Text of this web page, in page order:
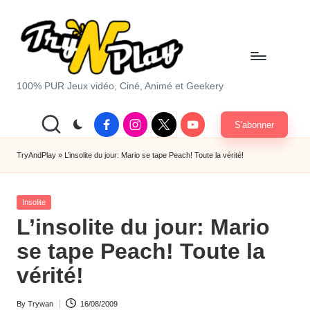
T
y
A
d
P
la
y.
c
100% PUR Jeux vidéo, Ciné, Animé et Geekery
FacebookInstagram
X
|
Twitter
Youtube S'abonner
TryAndPlay » L’insolite du jour: Mario se tape Peach! Toute la vérité!
Posted
Insolite
L’insolite du jour: Mario
se tape Peach! Toute la
vérité!
Posted
By Trywan 16/08/2009